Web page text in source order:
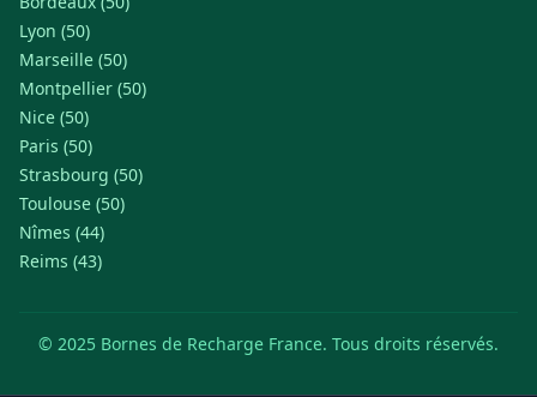
Lyon (50)
Marseille (50)
Montpellier (50)
Nice (50)
Paris (50)
Strasbourg (50)
Toulouse (50)
Nîmes (44)
Reims (43)
© 2025 Bornes de Recharge France. Tous droits réservés.